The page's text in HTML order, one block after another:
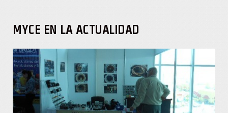
MYCE EN LA ACTUALIDAD